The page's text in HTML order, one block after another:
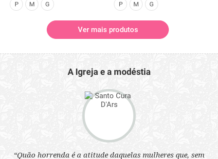
P M G P M G
Ver mais produtos
A Igreja e a modéstia
“Quão horrenda é a atitude daquelas mulheres que, sem